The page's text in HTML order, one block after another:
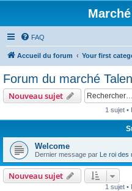
FAQ
Accueil du forum Your first
Forum du marché
Nouveau sujet
1 sujet •
Welcome
Dernier message par Le roi des
Nouveau sujet
1 sujet •